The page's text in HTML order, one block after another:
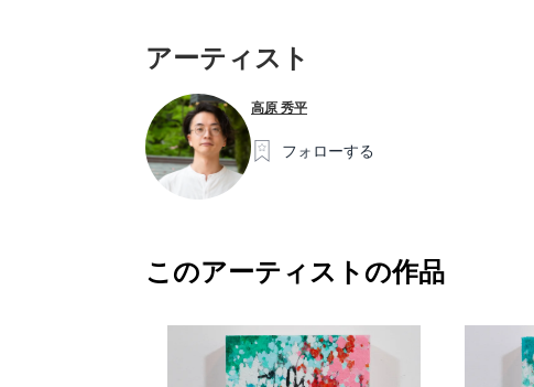
アーティスト
高原 秀平
フォローする
このアーティストの作品